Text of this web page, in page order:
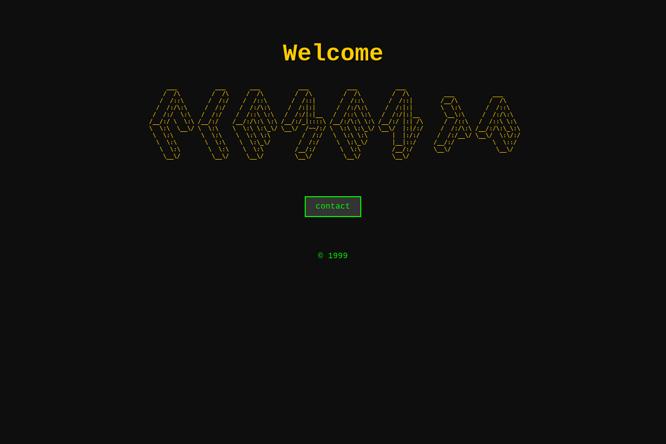
Welcome
     /  /\         /  /\     /  /\         /  /\         /  /\         /  /\          ___           ___
    /  /::\       /  /:/    /  /::\       /  /::|       /  /::\       /  /::|        /__/\         /  /\
   /  /:/\:\     /  /:/    /  /:/\:\     /  /:|:|      /  /:/\:\     /  /:|:|        \  \:\       /  /::\
  /  /:/  \:\   /  /:/    /  /::\ \:\   /  /:/|:|__   /  /::\ \:\   /  /:/|:|__       \__\:\     /  /:/\:\
/__/:/ \  \:\ /__/:/    /__/:/\:\ \:\ /__/:/_|::::\ /__/:/\:\ \:\ /__/:/ |:| /\      /  /::\   /  /::\ \:\
\  \:\  \__\/ \  \:\    \  \:\ \:\_\/ \__\/  /~~/:/ \  \:\ \:\_\/ \__\/  |:|/:/     /  /:/\:\ /__/:/\:\_\:\
  \  \:\        \  \:\    \  \:\ \:\         /  /:/   \  \:\ \:\       |  |:/:/     /  /:/__\/ \__\/  \:\/:/
   \  \:\        \  \:\    \  \:\_\/        /  /:/     \  \:\_\/       |__|::/     /__/:/           \  \::/
    \  \:\        \  \:\    \  \:\         /__/:/       \  \:\         /__/:/      \__\/             \__\/
     \__\/         \__\/     \__\/         \__\/         \__\/         \__\/
contact
© 1999